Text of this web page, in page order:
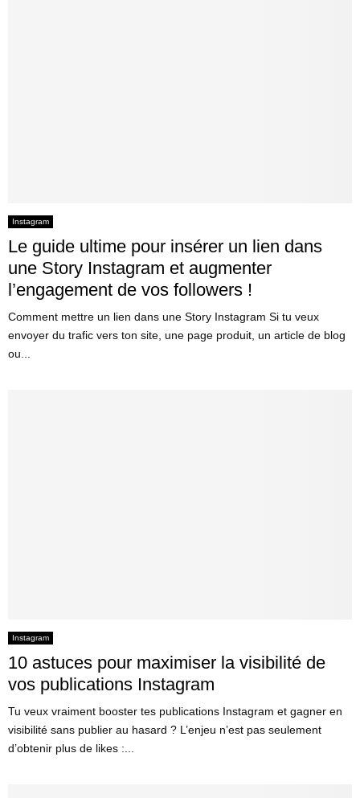
Instagram
Le guide ultime pour insérer un lien dans
une Story Instagram et augmenter
l’engagement de vos followers !
Comment mettre un lien dans une Story Instagram Si tu veux
envoyer du trafic vers ton site, une page produit, un article de blog
ou...
Instagram
10 astuces pour maximiser la visibilité de
vos publications Instagram
Tu veux vraiment booster tes publications Instagram et gagner en
visibilité sans publier au hasard ? L’enjeu n’est pas seulement
d’obtenir plus de likes :...